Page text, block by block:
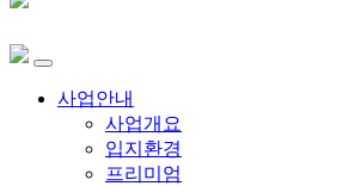
사업안내
사업개요
입지환경
프리미엄